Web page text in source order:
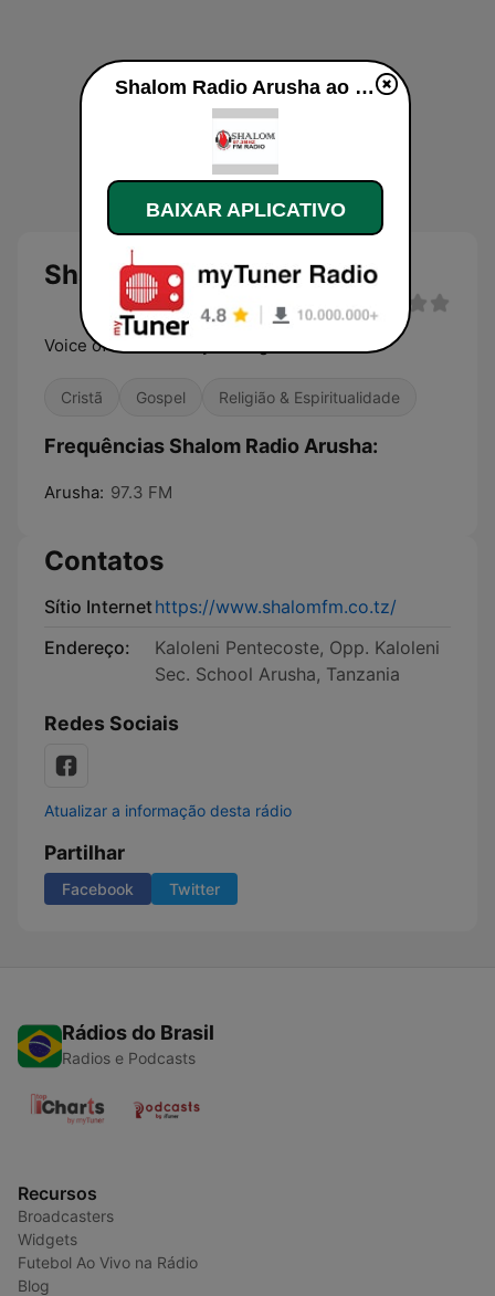
Shalom Radio Arusha
Voice of God / Sauti ya Mungu
Cristã Gospel Religião & Espiritualidade
Frequências Shalom Radio Arusha:
Arusha: 97.3 FM
Contatos
Sítio Internethttps://www.shalomfm.co.tz/
Endereço:
Kaloleni Pentecoste, Opp. Kaloleni
Sec. School Arusha, Tanzania
Redes Sociais
Atualizar a informação desta rádio
Partilhar
Facebook Twitter
Rádios do Brasil
Radios e Podcasts
Recursos
Broadcasters
Widgets
Futebol Ao Vivo na Rádio
Blog
Shalom Radio Arusha ao vivo
BAIXAR APLICATIVO